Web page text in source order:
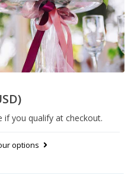
if you qualify at checkout.
options